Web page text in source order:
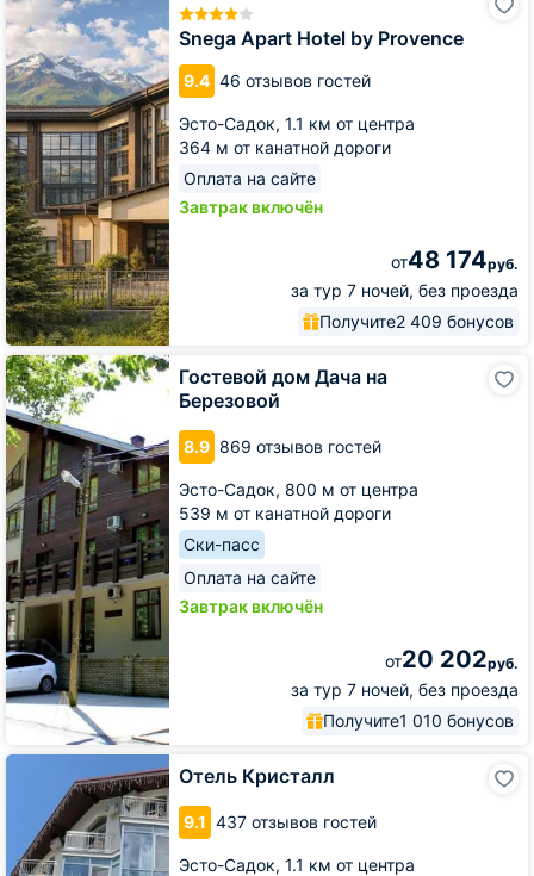
Snega Apart Hotel by Provence
9.4 46 отзывов гостей
Эсто-Садок, 1.1 км от центра
364 м от канатной дороги
Оплата на сайте
Завтрак включён
от48 174руб.
за тур 7 ночей, без проезда
Получите2 409 бонусов
Hotel
by
Provence
Гостевой дом Дача на
Березовой
8.9 869 отзывов гостей
Эсто-Садок, 800 м от центра
539 м от канатной дороги
Ски-пасс
Оплата на сайте
Завтрак включён
от20 202руб.
за тур 7 ночей, без проезда
Получите1 010 бонусов
Гостевой
дом
Дача
на
Березовой
Отель Кристалл
9.1 437 отзывов гостей
Эсто-Садок, 1.1 км от центра
Отель
Кристалл